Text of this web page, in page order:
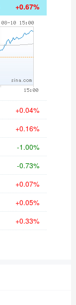
+0.67%
+0.04%
+0.16%
-1.00%
-0.73%
+0.07%
+0.05%
+0.33%